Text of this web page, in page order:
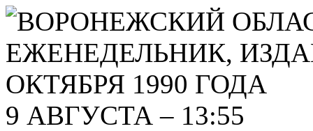
9 АВГУСТА – 13:55